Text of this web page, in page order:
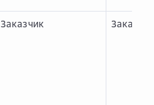
Заказчик Заказчик